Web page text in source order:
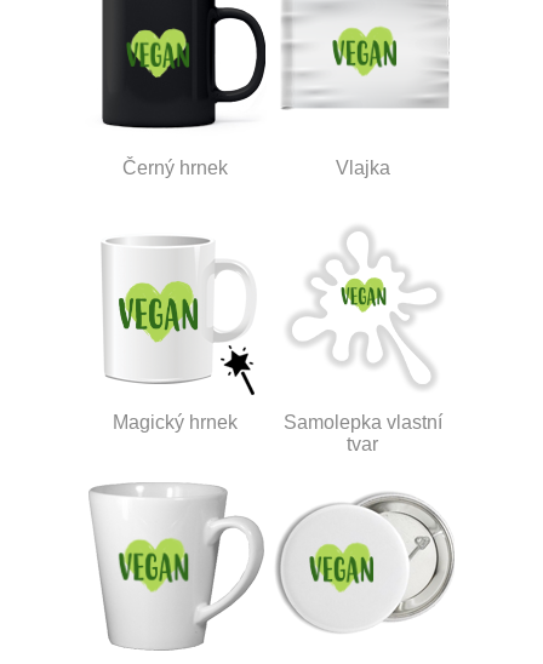
Černý hrnek Vlajka
Magický hrnek
Samolepka vlastní
tvar